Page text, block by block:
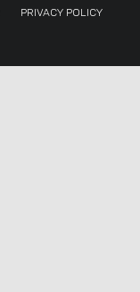
PRIVACY POLICY